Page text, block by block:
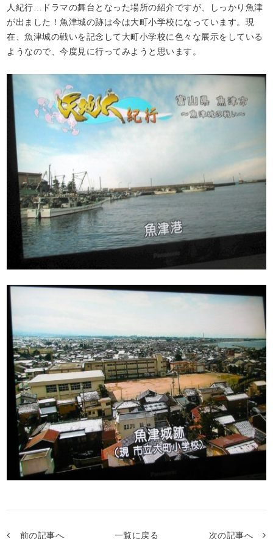
人紀行…ドラマの舞台となった場所の紹介ですが、しっかり魚津
が出ました！魚津城の跡は今は大町小学校になっています。現
在、魚津城の戦いを記念して大町小学校に色々な展示をしている
ようなので、今度見に行ってみようと思います。
前の記事へ 一覧に戻る 次の記事へ